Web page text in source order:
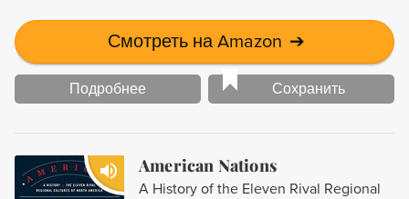
Смотреть на Amazon ➔
Подробнее Сохранить
American Nations
A History of the Eleven Rival Regional